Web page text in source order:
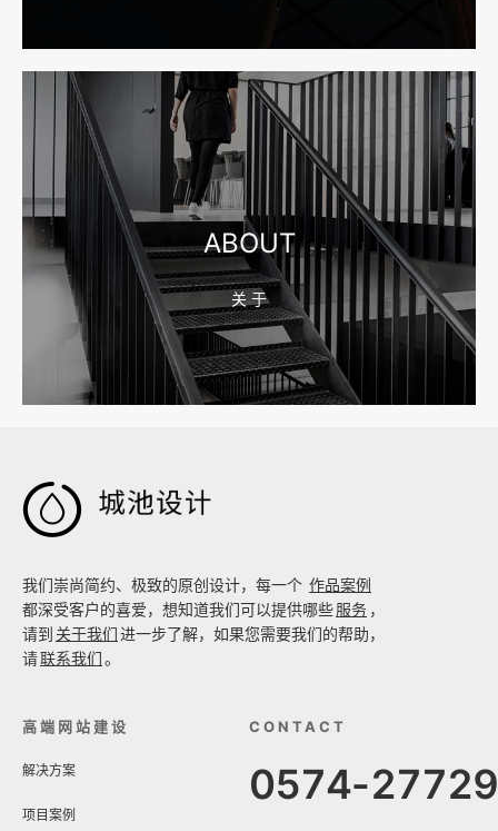
宁波网站建设报价怎么看？合同、源码和后台要先写清
2026-08-04 17:55:09
宁波制造业网站建设公司怎么选？先看产品询盘字段
2026-08-02 17:58:44
工厂短视频拍摄后，怎样放进官网帮助客户判断实力
ABOUT
关 于

我们崇尚简约、极致的原创设计，每一个 作品案例
都深受客户的喜爱，想知道我们可以提供哪些服务 ，
请到 关于我们进一步了解，如果您需要我们的帮助，
请联系我们。
高端网站建设
解决方案
项目案例
CONTACT
0574-